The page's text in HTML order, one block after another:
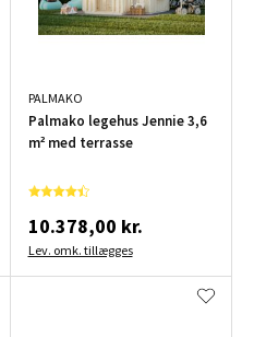
PALMAKO
Palmako legehus Jennie 3,6
m² med terrasse
10.378,00 kr.
Lev. omk. tillægges